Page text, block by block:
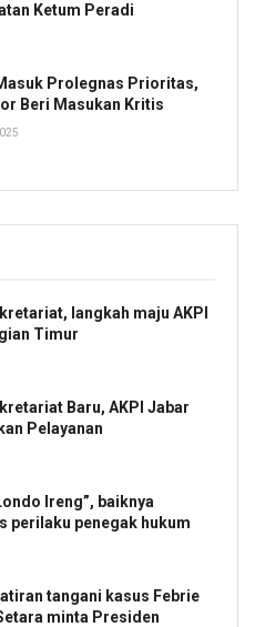
Ketum Peradi
Prolegnas Prioritas,
Beri Masukan Kritis
langkah maju AKPI
Timur
Baru, AKPI Jabar
Pelayanan
Ireng”, baiknya
perilaku penegak hukum
tangani kasus Febrie
minta Presiden